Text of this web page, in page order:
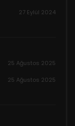
27 Eylül 2024
25 Ağustos 2025
25 Ağustos 2025